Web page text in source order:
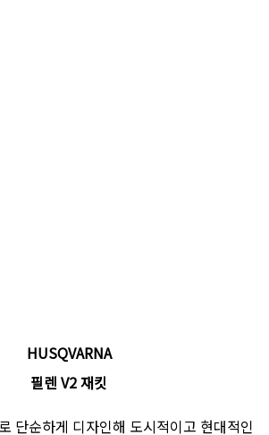
HUSQVARNA
필렌 V2 재킷
단순하게 디자인해 도시적이고 현대적인